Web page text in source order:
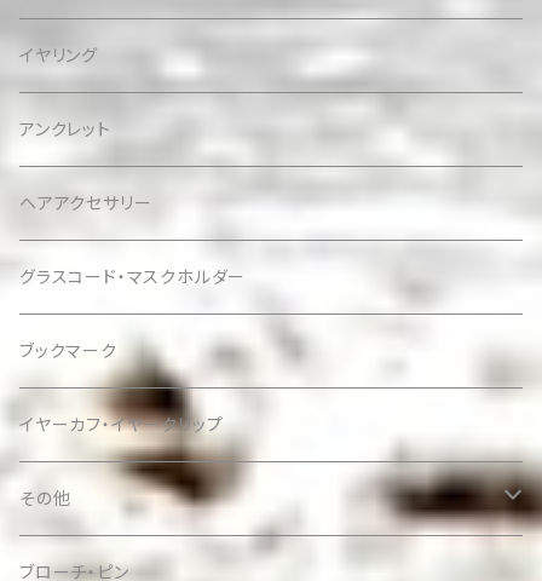
イヤリング
アンクレット
ヘアアクセサリー
グラスコード・マスクホルダー
ブックマーク
イヤーカフ・イヤークリップ
その他
ケース
ブローチ・ピン